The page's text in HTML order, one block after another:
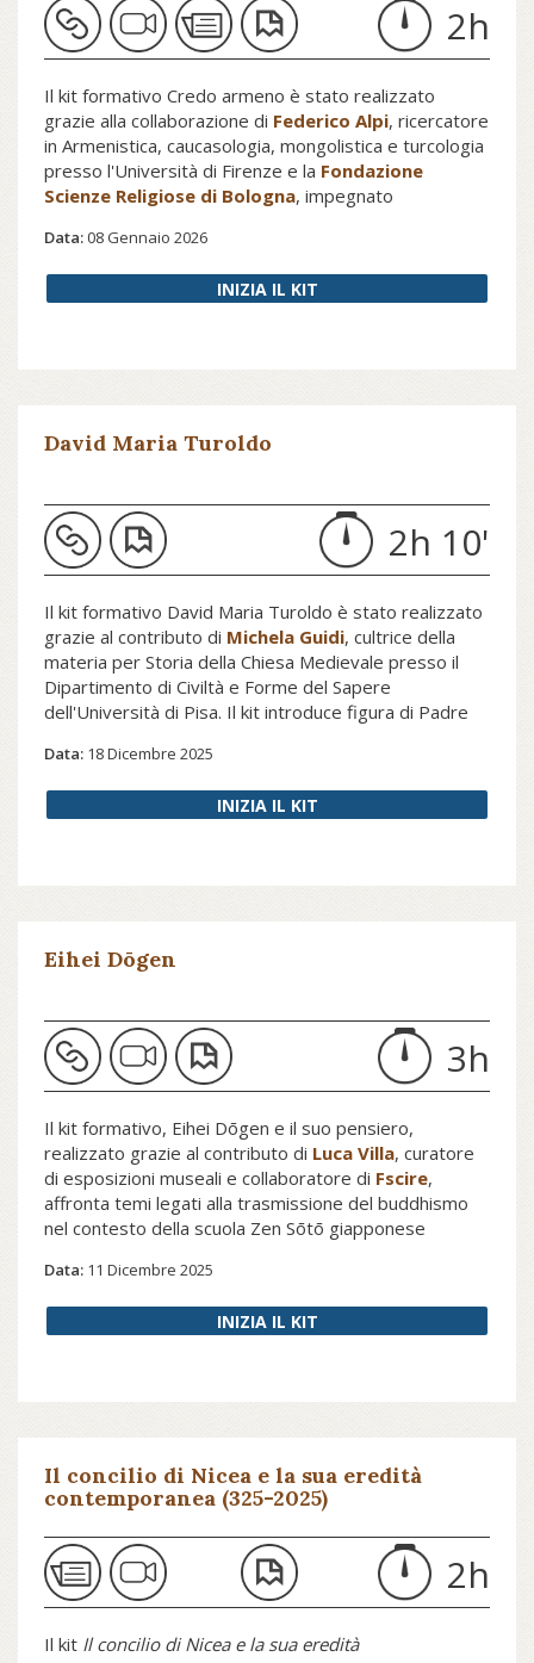
2h
Il kit formativo Credo armeno è stato realizzato
grazie alla collaborazione di Federico Alpi, ricercatore
in Armenistica, caucasologia, mongolistica e turcologia
presso l'Università di Firenze e la Fondazione
Scienze Religiose di Bologna, impegnato
tarda antichità e del medioevo. Il kit formativo
permette di comprendere le peculiarità della liturgia e
della teologia legata al Credo nel contesto della
Data:08 Gennaio 2026
INIZIA IL KIT
David Maria Turoldo
2h 10'
Il kit formativo David Maria Turoldo è stato realizzato
grazie al contributo di Michela Guidi, cultrice della
materia per Storia della Chiesa Medievale presso il
Dipartimento di Civiltà e Forme del Sapere
dell'Università di Pisa. Il kit introduce figura di Padre
mette in luce la complessa e sfaccettata personalità
del sacerdote, impegnato su molteplici fronti religiosi,
culturali, sociali, nell’intento di rivitalizzare su radici
Data: 18 Dicembre 2025
INIZIA IL KIT
Eihei Dōgen
3h
Il kit formativo, Eihei Dōgen e il suo pensiero,
realizzato grazie al contributo di Luca Villa, curatore
di esposizioni museali e collaboratore di Fscire,
affronta temi legati alla trasmissione del buddhismo
nel contesto della scuola Zen Sōtō giapponese
di interventi che hanno come filo conduttore le forme
espressive e il linguaggio di Dōgen.
Data: 11 Dicembre 2025
INIZIA IL KIT
Il concilio di Nicea e la sua eredità
contemporanea (325-2025)
2h
Il kit Il concilio di Nicea e la sua eredità